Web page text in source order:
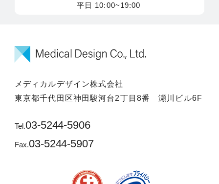
平日 10:00~19:00
メディカルデザイン株式会社
東京都千代田区神田駿河台2丁目8番 瀬川ビル6F
Tel.03-5244-5906
Fax.03-5244-5907